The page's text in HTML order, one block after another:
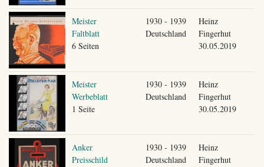
Meister
Faltblatt
6 Seiten
1930 - 1939
Deutschland
Heinz
Fingerhut
30.05.2019
Meister
Werbeblatt
1 Seite
1930 - 1939
Deutschland
Heinz
Fingerhut
30.05.2019
Anker
Preisschild
1930 - 1939
Deutschland
Heinz
Fingerhut